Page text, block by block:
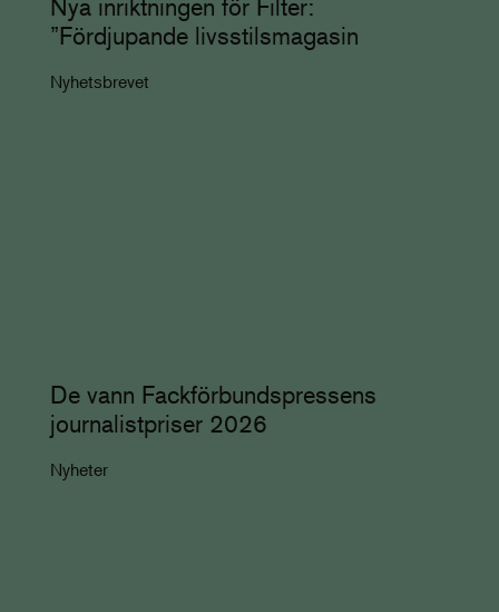
Nya inriktningen för Filter:
”Fördjupande livsstilsmagasin
Nyhetsbrevet
De vann Fackförbundspressens
journalistpriser 2026
Nyheter